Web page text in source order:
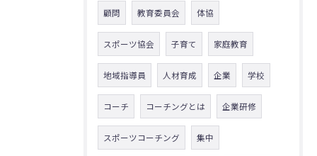
顧問 教育委員会 体協
スポーツ協会 子育て 家庭教育
地域指導員 人材育成 企業 学校
コーチ コーチングとは 企業研修
スポーツコーチング 集中